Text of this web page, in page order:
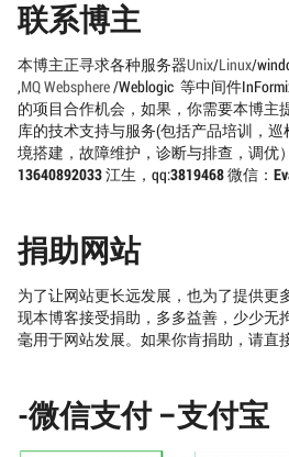
联系博主
本博主正寻求各种服务器Unix/Linux/
,MQWebsphere/Weblogic 等中间件
的项目合作机会，如果，你需要本博主
库的技术支持与服务(包括产品培训，
境搭建，故障维护，诊断与排查，调优
13640892033江生，qq:3819468微信：
捐助网站
为了让网站更长远发展，也为了提供更
现本博客接受捐助，多多益善，少少无
毫用于网站发展。如果你肯捐助，请直
-微信支付 –支付宝